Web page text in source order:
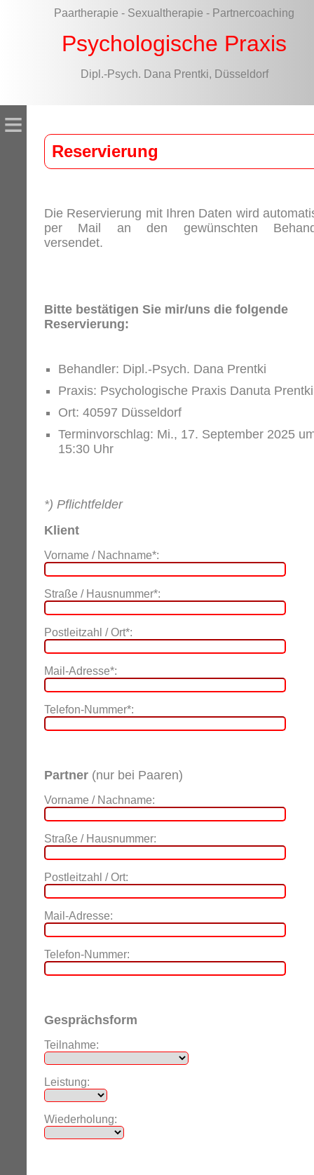
Paartherapie - Sexualtherapie - Partnercoaching
Psychologische Praxis
Dipl.-Psych. Dana Prentki, Düsseldorf
≡
Reservierung
Die Reservierung mit Ihren Daten wird
per Mail an den gewünschten
versendet.
Bitte bestätigen Sie mir/uns die folgende
Reservierung:
Behandler: Dipl.-Psych. Dana Prentki
Praxis: Psychologische Praxis Danuta Prentki
Ort: 40597 Düsseldorf
Terminvorschlag: Mi., 17. September 2025
15:30 Uhr
*) Pflichtfelder
Klient
Vorname / Nachname*:
Straße / Hausnummer*:
Postleitzahl / Ort*:
Mail-Adresse*:
Telefon-Nummer*:
Partner (nur bei Paaren)
Vorname / Nachname:
Straße / Hausnummer:
Postleitzahl / Ort:
Mail-Adresse:
Telefon-Nummer:
Gesprächsform
Teilnahme:
Leistung:
Wiederholung: